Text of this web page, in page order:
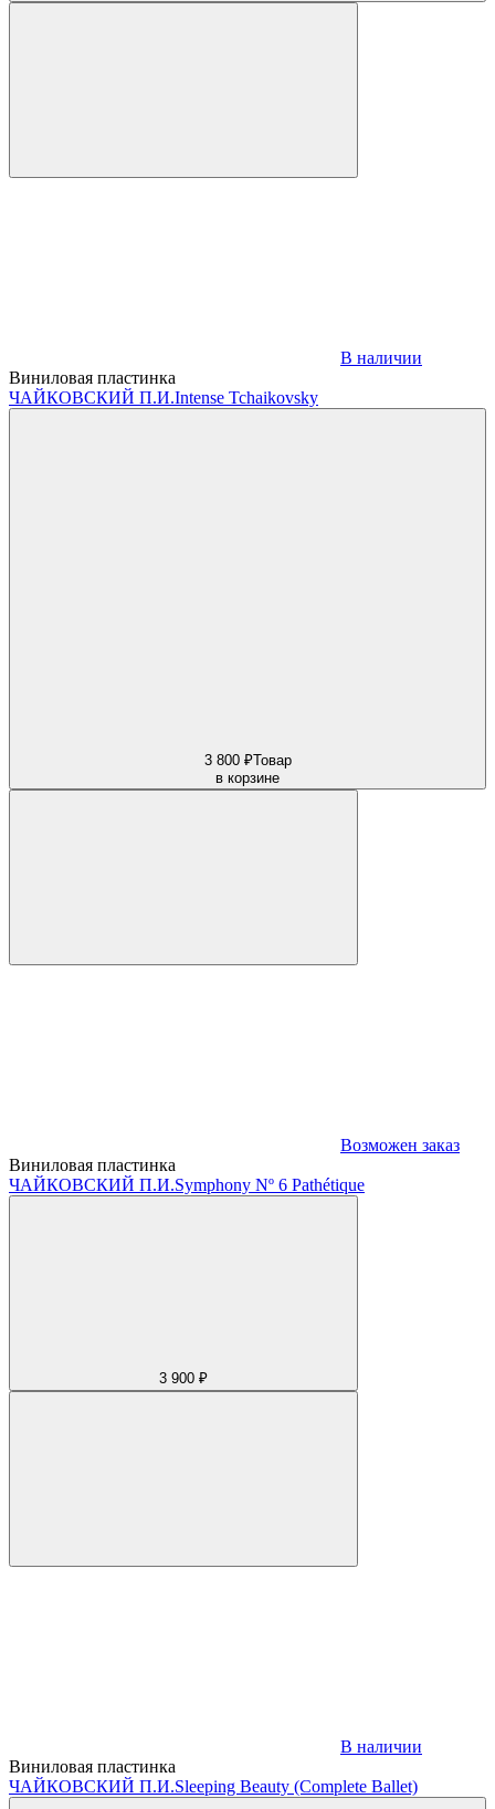
В наличии
Виниловая пластинка
ЧАЙКОВСКИЙ П.И.Intense Tchaikovsky
3 800 ₽Товар
в корзине
Возможен заказ
Виниловая пластинка
ЧАЙКОВСКИЙ П.И.Symphony Nº 6 Pathétique
3 900 ₽
В наличии
Виниловая пластинка
ЧАЙКОВСКИЙ П.И.Sleeping Beauty (Complete Ballet)